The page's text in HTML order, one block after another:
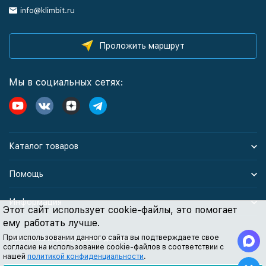
Этот сайт использует cookie-файлы, это помогает
ему работать лучше.
При использовании данного сайта вы подтверждаете свое
согласие на использование cookie-файлов в соответствии с
нашей политикой конфиденциальности.
info@klimbit.ru
Проложить маршрут
Мы в социальных сетях:
Каталог товаров
Помощь
Информация
Политика персональных данных